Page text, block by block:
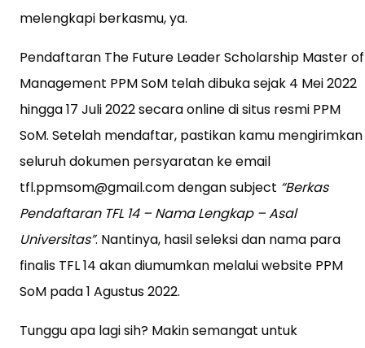
melengkapi berkasmu, ya.
Pendaftaran The Future Leader Scholarship Master of
Management PPM SoM telah dibuka sejak 4 Mei 2022
hingga 17 Juli 2022 secara online di situs resmi PPM
SoM. Setelah mendaftar, pastikan kamu mengirimkan
seluruh dokumen persyaratan ke email
tfl.ppmsom@gmail.com dengan subject “Berkas
Pendaftaran TFL 14 – Nama Lengkap – Asal
Universitas”. Nantinya, hasil seleksi dan nama para
finalis TFL 14 akan diumumkan melalui website PPM
SoM pada 1 Agustus 2022.
Tunggu apa lagi sih? Makin semangat untuk